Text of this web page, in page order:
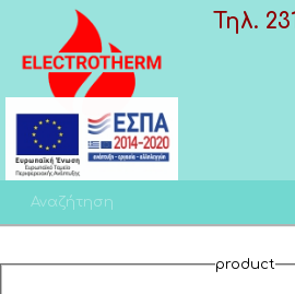
Τηλ.
product